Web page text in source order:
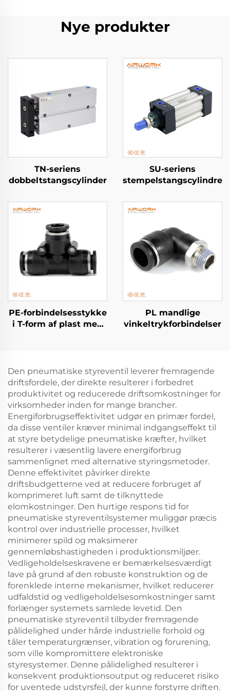
Nye produkter
TN-seriens
dobbeltstangscylinder
SU-seriens
stempelstangscylindre
PE-forbindelsesstykke
i T-form af plast med
PL mandlige
vinkeltrykforbindelser
Den pneumatiske styreventil leverer fremragende
driftsfordele, der direkte resulterer i forbedret
produktivitet og reducerede driftsomkostninger for
virksomheder inden for mange brancher.
Energiforbrugseffektivitet udgør en primær fordel,
da disse ventiler kræver minimal indgangseffekt til
at styre betydelige pneumatiske kræfter, hvilket
resulterer i væsentlig lavere energiforbrug
sammenlignet med alternative styringsmetoder.
Denne effektivitet påvirker direkte
driftsbudgetterne ved at reducere forbruget af
komprimeret luft samt de tilknyttede
elomkostninger. Den hurtige respons tid for
pneumatiske styreventilsystemer muliggør præcis
kontrol over industrielle processer, hvilket
minimerer spild og maksimerer
gennemløbshastigheden i produktionsmiljøer.
Vedligeholdelseskravene er bemærkelsesværdigt
lave på grund af den robuste konstruktion og de
forenklede interne mekanismer, hvilket reducerer
udfaldstid og vedligeholdelsesomkostninger samt
forlænger systemets samlede levetid. Den
pneumatiske styreventil tilbyder fremragende
pålidelighed under hårde industrielle forhold og
tåler temperaturgrænser, vibration og forurening,
som ville kompromittere elektroniske
styresystemer. Denne pålidelighed resulterer i
konsekvent produktionsoutput og reduceret risiko
for uventede udstyrsfejl, der kunne forstyrre driften.